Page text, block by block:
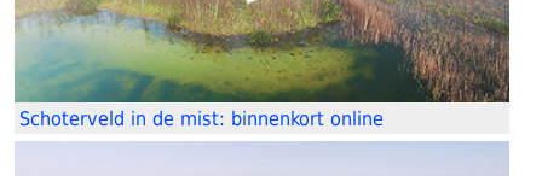
Schoterveld in de mist: binnenkort online